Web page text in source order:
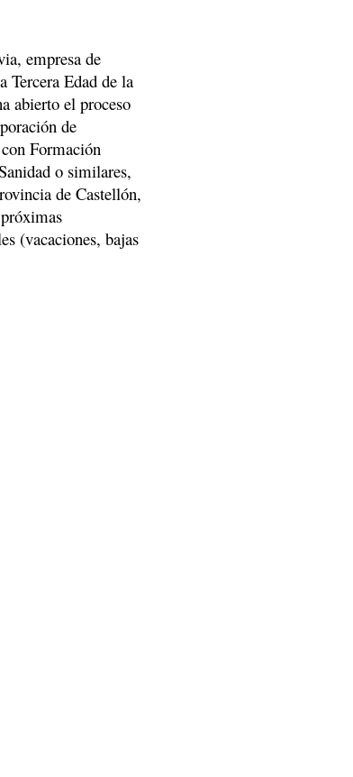
empresa de
Tercera Edad de la
abierto el proceso
de
Formación
o similares,
de Castellón,
(vacaciones, bajas